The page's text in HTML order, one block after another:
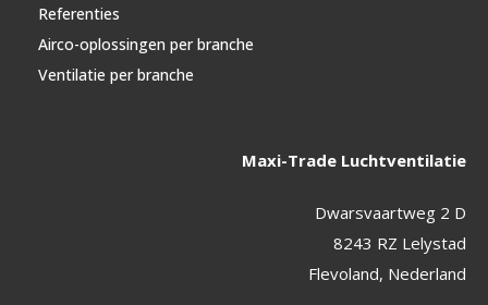
Referenties
Airco-oplossingen per branche
Ventilatie per branche
Maxi-Trade Luchtventilatie
Dwarsvaartweg 2 D
8243 RZ Lelystad
Flevoland, Nederland